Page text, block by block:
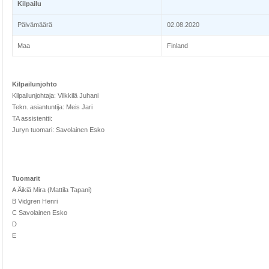
Kilpailu
Päivämäärä 02.08.2020
Maa Finland
Kilpailunjohto
Kilpailunjohtaja: Vilkkilä Juhani
Tekn. asiantuntija: Meis Jari
TA assistentti:
Juryn tuomari: Savolainen Esko
Tuomarit
A Äikiä Mira (Mattila Tapani)
B Vidgren Henri
C Savolainen Esko
D
E